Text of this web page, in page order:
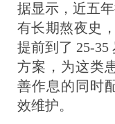
据显示，近五
有长期熬夜史
提前到了 25-
方案，为这类
善作息的同时
效维护。